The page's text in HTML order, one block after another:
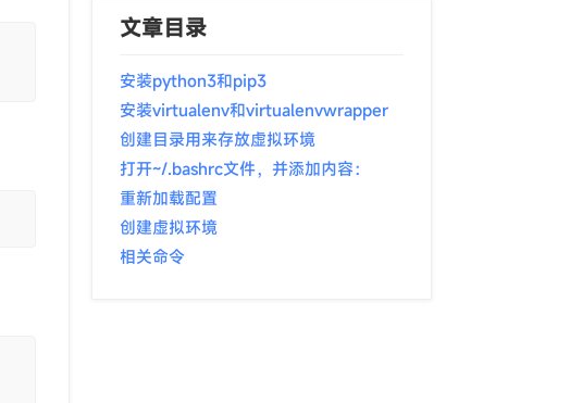
文章目录
安装python3和pip3
安装virtualenv和virtualenvwrapper
创建目录用来存放虚拟环境
打开~/.bashrc文件，并添加内容：
重新加载配置
创建虚拟环境
相关命令